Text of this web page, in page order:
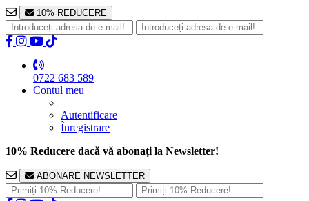
10% REDUCERE
0722 683 589
Contul meu
Autentificare
Înregistrare
10% Reducere dacă vă abonați la Newsletter!
ABONARE NEWSLETTER